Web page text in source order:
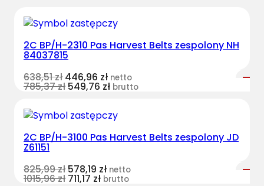
2C BP/H-2310 Pas Harvest Belts zespolony NH
84037815
638,51zł 446,96 zł netto
785,37zł 549,76 zł brutto
2C BP/H-3100 Pas Harvest Belts zespolony JD
Z61151
825,99zł 578,19 zł netto
1015,96zł 711,17 zł brutto